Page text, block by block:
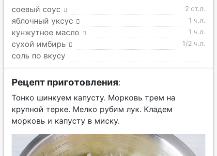
соевый соус 2 ст.л.
яблочный уксус 1 ч.л.
кунжутное масло 1 ч.л.
сухой имбирь 1/2 ч.л.
соль по вкусу
Рецепт приготовления:
Тонко шинкуем капусту. Морковь трем на
крупной терке. Мелко рубим лук. Кладем
морковь и капусту в миску.